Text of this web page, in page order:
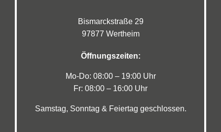
Bismarckstraße 29
97877 Wertheim
Öffnungszeiten:
Mo-Do: 08:00 – 19:00 Uhr
Fr: 08:00 – 16:00 Uhr
Samstag, Sonntag & Feiertag geschlossen.